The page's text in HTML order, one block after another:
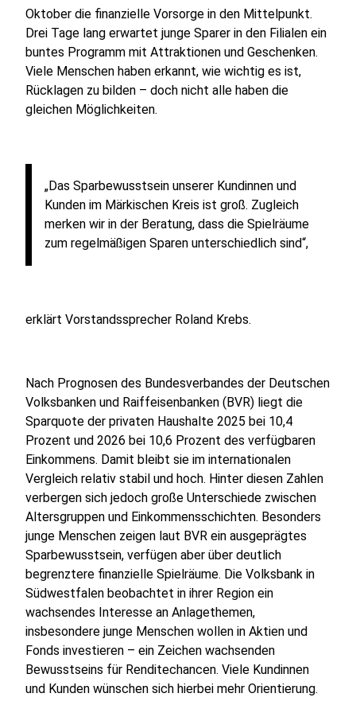
Oktober die finanzielle Vorsorge in den Mittelpunkt.
Drei Tage lang erwartet junge Sparer in den Filialen ein
buntes Programm mit Attraktionen und Geschenken.
Viele Menschen haben erkannt, wie wichtig es ist,
Rücklagen zu bilden – doch nicht alle haben die
gleichen Möglichkeiten.
„Das Sparbewusstsein unserer Kundinnen und
Kunden im Märkischen Kreis ist groß. Zugleich
merken wir in der Beratung, dass die Spielräume
zum regelmäßigen Sparen unterschiedlich sind“,
erklärt Vorstandssprecher Roland Krebs.
Nach Prognosen des Bundesverbandes der Deutschen
Volksbanken und Raiffeisenbanken (BVR) liegt die
Sparquote der privaten Haushalte 2025 bei 10,4
Prozent und 2026 bei 10,6 Prozent des verfügbaren
Einkommens. Damit bleibt sie im internationalen
Vergleich relativ stabil und hoch. Hinter diesen Zahlen
verbergen sich jedoch große Unterschiede zwischen
Altersgruppen und Einkommensschichten. Besonders
junge Menschen zeigen laut BVR ein ausgeprägtes
Sparbewusstsein, verfügen aber über deutlich
begrenztere finanzielle Spielräume. Die Volksbank in
Südwestfalen beobachtet in ihrer Region ein
wachsendes Interesse an Anlagethemen,
insbesondere junge Menschen wollen in Aktien und
Fonds investieren – ein Zeichen wachsenden
Bewusstseins für Renditechancen. Viele Kundinnen
und Kunden wünschen sich hierbei mehr Orientierung.